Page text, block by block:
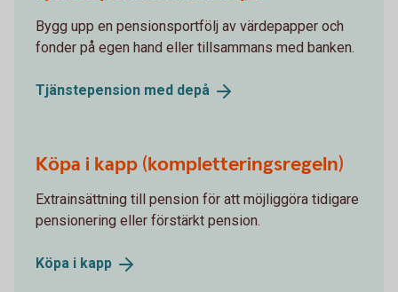
Bygg upp en pensionsportfölj av värdepapper och
fonder på egen hand eller tillsammans med banken.
Tjänstepension med depå
Köpa i kapp (kompletteringsregeln)
Extrainsättning till pension för att möjliggöra tidigare
pensionering eller förstärkt pension.
Köpa i kapp